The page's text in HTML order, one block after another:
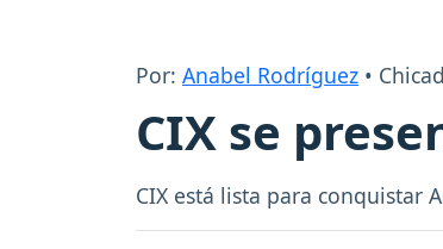
Por: Anabel Rodríguez •
CIX se
CIX está lista para conquistar